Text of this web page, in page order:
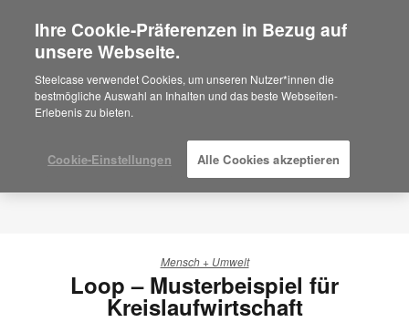
Are you in United States?
Would you like to see Products we sell in
your region?
Americas
Español
Mensch + Umwelt
Loop – Musterbeispiel für
Kreislaufwirtschaft
Ihre Cookie-Präferenzen in Bezug auf
unsere Webseite.
Steelcase verwendet Cookies, um unseren Nutzer*innen die
bestmögliche Auswahl an Inhalten und das beste Webseiten-
Erlebenis zu bieten.
Cookie-Einstellungen Alle Cookies akzeptieren